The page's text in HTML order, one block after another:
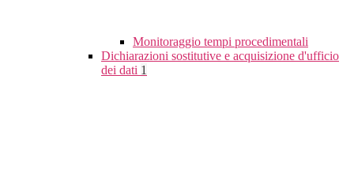
Monitoraggio tempi procedimentali
Dichiarazioni sostitutive e acquisizione d'ufficio
dei dati 1